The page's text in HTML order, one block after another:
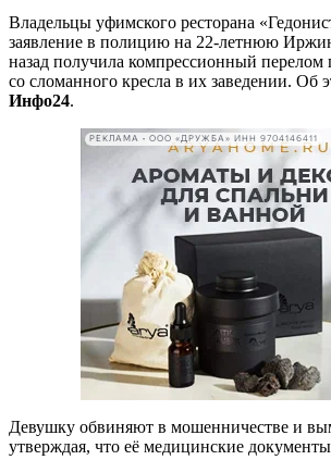
Владельцы уфимского ресторана
заявление в полицию на 22-летнюю
назад получила компрессионный перелом
со сломанного кресла в их заведении. Об
Инфо24.
РЕКЛАМА • ООО «ДРУЖБА» ИНН 9704146411
Девушку обвиняют в мошенничестве и
утверждая, что её медицинские